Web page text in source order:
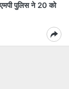
पुलिस ने 20 को